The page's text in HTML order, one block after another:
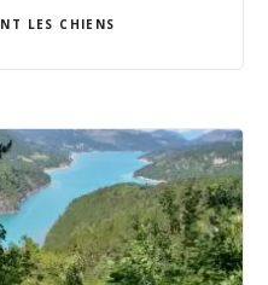
LES CHIENS